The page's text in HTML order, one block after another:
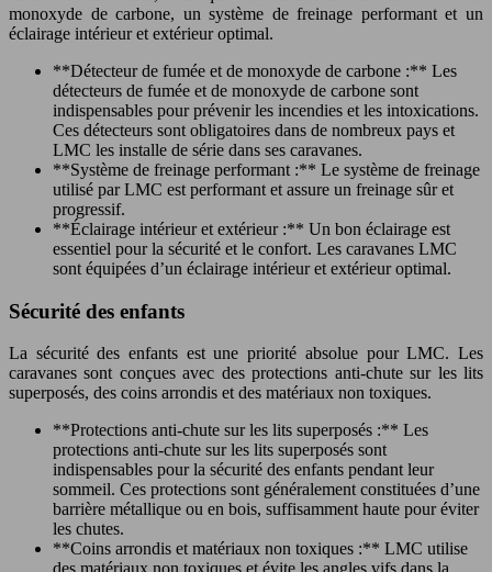
monoxyde de carbone, un système de freinage performant et un
éclairage intérieur et extérieur optimal.
**Détecteur de fumée et de monoxyde de carbone :** Les
détecteurs de fumée et de monoxyde de carbone sont
indispensables pour prévenir les incendies et les intoxications.
Ces détecteurs sont obligatoires dans de nombreux pays et
LMC les installe de série dans ses caravanes.
**Système de freinage performant :** Le système de freinage
utilisé par LMC est performant et assure un freinage sûr et
progressif.
**Éclairage intérieur et extérieur :** Un bon éclairage est
essentiel pour la sécurité et le confort. Les caravanes LMC
sont équipées d’un éclairage intérieur et extérieur optimal.
Sécurité des enfants
La sécurité des enfants est une priorité absolue pour LMC. Les
caravanes sont conçues avec des protections anti-chute sur les lits
superposés, des coins arrondis et des matériaux non toxiques.
**Protections anti-chute sur les lits superposés :** Les
protections anti-chute sur les lits superposés sont
indispensables pour la sécurité des enfants pendant leur
sommeil. Ces protections sont généralement constituées d’une
barrière métallique ou en bois, suffisamment haute pour éviter
les chutes.
**Coins arrondis et matériaux non toxiques :** LMC utilise